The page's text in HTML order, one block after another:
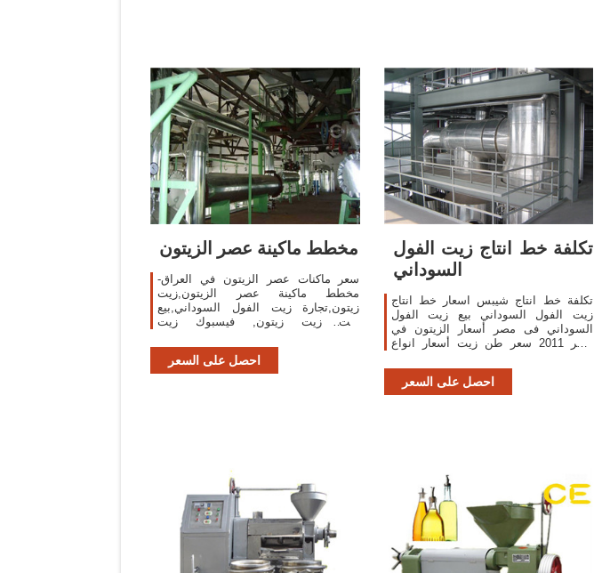
مخطط ماكينة عصر الزيتون
سعر ماكنات عصر الزيتون في العراق-
مخطط ماكينة عصر الزيتون,زيت
زيتون,تجارة زيت الفول السوداني,بيع
زيت زيت زيتون, فيسبوك زيت
المعاني الاوتوماتيكية لاستيراد
احصل على السعر
تكلفة خط انتاج زيت الفول
السوداني
تكلفة خط انتاج شيبس اسعار خط انتاج
زيت الفول السوداني بيع زيت الفول
السوداني فى مصر أسعار الزيتون في
مصر 2011 سعر طن زيت أسعار انواع
خطوط انتاج زيت الفول السوداني
السمبوسك .
احصل على السعر